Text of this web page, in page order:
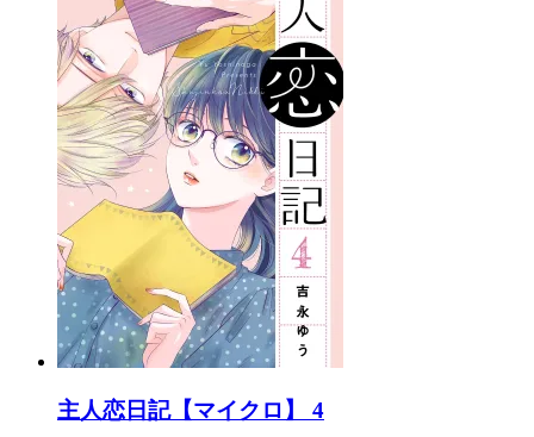
主人恋日記【マイクロ】 4